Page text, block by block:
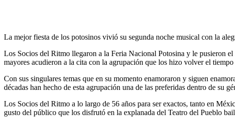
La mejor fiesta de los potosinos vivió su segunda noche musical con la
Los Socios del Ritmo llegaron a la Feria Nacional Potosina y le pusieron
mayores acudieron a la cita con la agrupación que los hizo volver el
Con sus singulares temas que en su momento enamoraron y siguen
décadas han hecho de esta agrupación una de las preferidas dentro de su
Los Socios del Ritmo a lo largo de 56 años para ser exactos, tanto en
gusto del público que los disfrutó en la explanada del Teatro del Pueblo